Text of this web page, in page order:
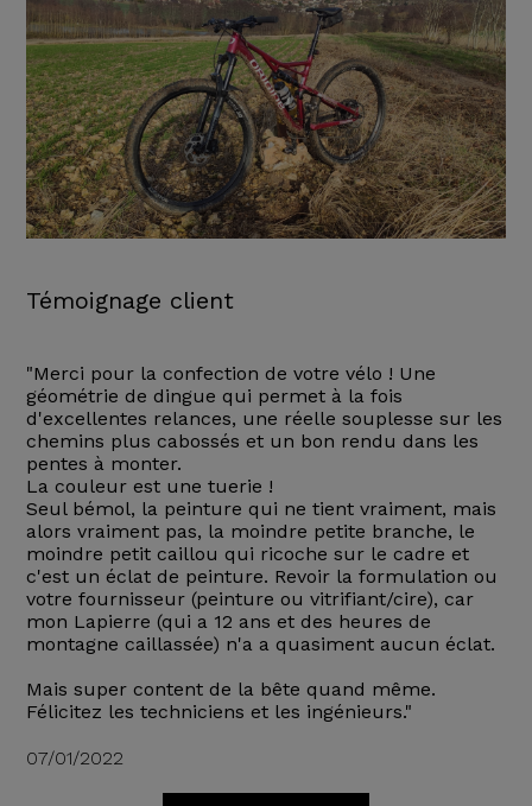
Témoignage client
"Merci pour la confection de votre vélo ! Une
géométrie de dingue qui permet à la fois
d'excellentes relances, une réelle souplesse sur les
chemins plus cabossés et un bon rendu dans les
pentes à monter.
La couleur est une tuerie !
Seul bémol, la peinture qui ne tient vraiment, mais
alors vraiment pas, la moindre petite branche, le
moindre petit caillou qui ricoche sur le cadre et
c'est un éclat de peinture. Revoir la formulation ou
votre fournisseur (peinture ou vitrifiant/cire), car
mon Lapierre (qui a 12 ans et des heures de
montagne caillassée) n'a a quasiment aucun éclat.
Mais super content de la bête quand même.
Félicitez les techniciens et les ingénieurs."
07/01/2022